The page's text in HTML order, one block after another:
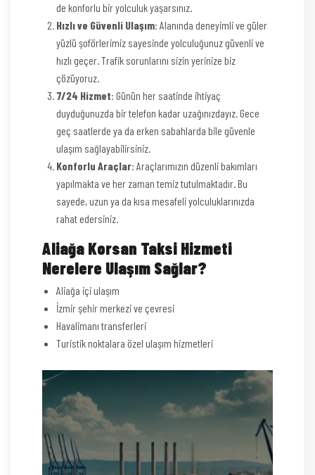
de konforlu bir yolculuk yaşarsınız.
Hızlı ve Güvenli Ulaşım: Alanında deneyimli ve güler
yüzlü şoförlerimiz sayesinde yolculuğunuz güvenli ve
hızlı geçer. Trafik sorunlarını sizin yerinize biz
çözüyoruz.
7/24 Hizmet: Günün her saatinde ihtiyaç
duyduğunuzda bir telefon kadar uzağınızdayız. Gece
geç saatlerde ya da erken sabahlarda bile güvenle
ulaşım sağlayabilirsiniz.
Konforlu Araçlar: Araçlarımızın düzenli bakımları
yapılmakta ve her zaman temiz tutulmaktadır. Bu
sayede, uzun ya da kısa mesafeli yolculuklarınızda
rahat edersiniz.
Aliağa Korsan Taksi Hizmeti
Nerelere Ulaşım Sağlar?
Aliağa içi ulaşım
İzmir şehir merkezi ve çevresi
Havalimanı transferleri
Turistik noktalara özel ulaşım hizmetleri